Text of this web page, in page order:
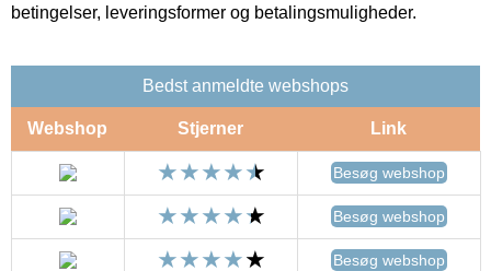
betingelser, leveringsformer og betalingsmuligheder.
Bedst anmeldte webshops
Webshop Stjerner Link
Besøg webshop
Besøg webshop
Besøg webshop